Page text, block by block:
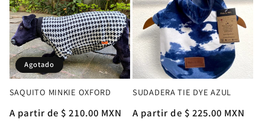
Agotado
SAQUITO MINKIE OXFORD
Precio
A partir de $ 210.00 MXN
SUDADERA TIE DYE AZUL
Precio
A partir de $ 225.00 MXN